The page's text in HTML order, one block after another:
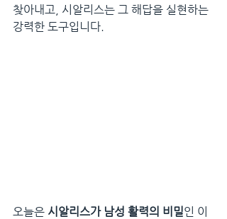
찾아내고, 시알리스는 그 해답을 실현하는
강력한 도구입니다.
오늘은 시알리스가 남성 활력의 비밀인 이